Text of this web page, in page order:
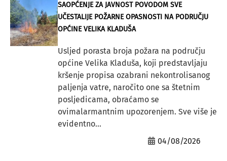
SAOPĆENJE ZA JAVNOST POVODOM SVE
UČESTALIJE POŽARNE OPASNOSTI NA PODRUČJU
OPĆINE VELIKA KLADUŠA
Usljed porasta broja požara na području
općine Velika Kladuša, koji predstavljaju
kršenje propisa ozabrani nekontrolisanog
paljenja vatre, naročito one sa štetnim
posljedicama, obraćamo se
ovimalarmantnim upozorenjem. Sve više je
evidentno...
04/08/2026